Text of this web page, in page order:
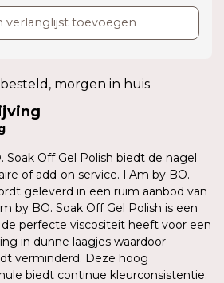
verlanglijst toevoegen
morgen in huis
Soak Off Gel Polish biedt de nagel
of add-on service. I.Am by BO.
geleverd in een ruim aanbod van
by BO. Soak Off Gel Polish is een
perfecte viscositeit heeft voor een
in dunne laagjes waardoor
verminderd. Deze hoog
biedt continue kleurconsistentie.